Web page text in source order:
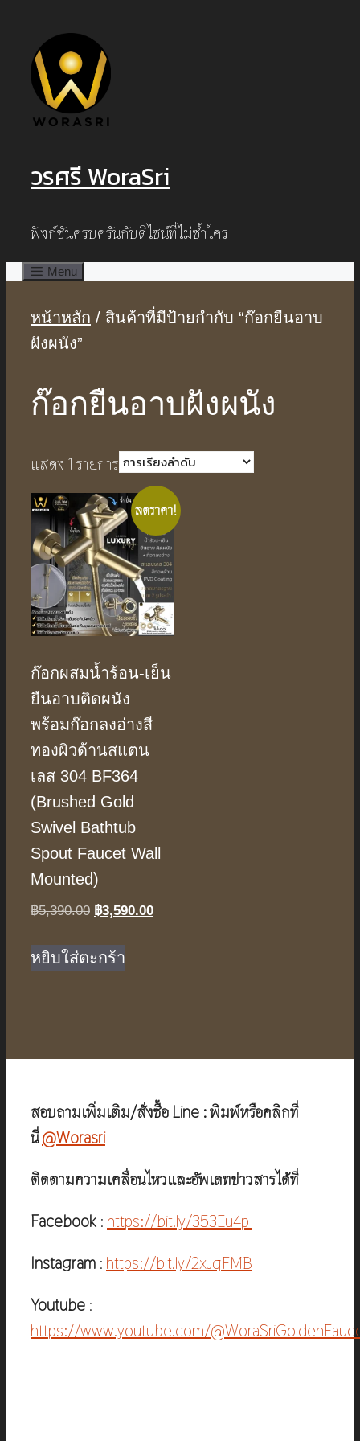
content
วรศรี WoraSri
ฟังก์ชันครบครันกับดีไซน์ที่ไม่ซ้ำใคร
Menu
หน้าหลัก / สินค้าที่มีป้ายกำกับ “ก๊อกยืนอาบ
ฝังผนัง”
ก๊อกยืนอาบฝังผนัง
แสดง 1 รายการ
ลดราคา!
ก๊อกผสมน้ำร้อน-เย็น
ยืนอาบติดผนัง
พร้อมก๊อกลงอ่างสี
ทองผิวด้านสแตน
เลส 304 BF364
(Brushed Gold
Swivel Bathtub
Spout Faucet Wall
Mounted)
฿5,390.00 Original
was:
฿5,390.00.
฿3,590.00Current
หยิบใส่ตะกร้า
สอบถามเพิ่มเติม/สั่งซื้อ Line : พิมพ์หรือคลิกที่
นี่@Worasri
ติดตามความเคลื่อนไหวและอัพเดทข่าวสารได้ที่
Facebook : https://bit.ly/353Eu4p
Instagram : https://bit.ly/2xJqFMB
Youtube :
https://www.youtube.com/